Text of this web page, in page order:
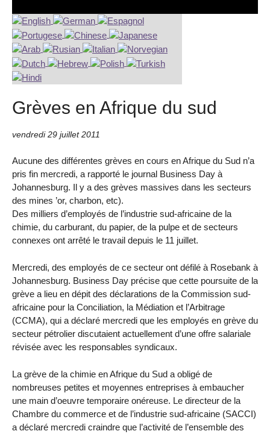
Grèves en Afrique du sud
vendredi 29 juillet 2011
Aucune des différentes grèves en cours en Afrique du Sud n’a
pris fin mercredi, a rapporté le journal Business Day à
Johannesburg. Il y a des grèves massives dans les secteurs
des mines ’or, charbon, etc).
Des milliers d’employés de l’industrie sud-africaine de la
chimie, du carburant, du papier, de la pulpe et de secteurs
connexes ont arrêté le travail depuis le 11 juillet.
Mercredi, des employés de ce secteur ont défilé à Rosebank à
Johannesburg. Business Day précise que cette poursuite de la
grève a lieu en dépit des déclarations de la Commission sud-
africaine pour la Conciliation, la Médiation et l’Arbitrage
(CCMA), qui a déclaré mercredi que les employés en grève du
secteur pétrolier discutaient actuellement d’une offre salariale
révisée avec les responsables syndicaux.
La grève de la chimie en Afrique du Sud a obligé de
nombreuses petites et moyennes entreprises à embaucher
une main d’oeuvre temporaire onéreuse. Le directeur de la
Chambre du commerce et de l’industrie sud-africaine (SACCI)
a déclaré mercredi craindre que l’activité de l’ensemble des